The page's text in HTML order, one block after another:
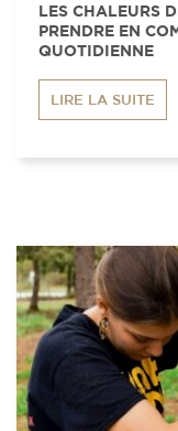
LES CHALEURS
PRENDRE EN
QUOTIDIENNE
LIRE LA SUITE